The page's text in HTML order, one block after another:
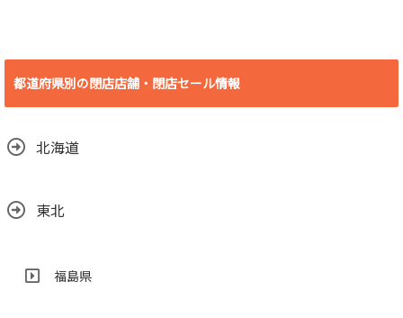
年6月30日(土)をも
って閉店
都道府県別の閉店店舗・閉店セール情報
北海道
東北
福島県